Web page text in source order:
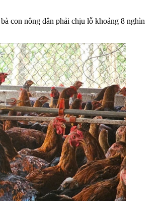
con nông dân phải chịu lỗ khoảng 8 nghìn